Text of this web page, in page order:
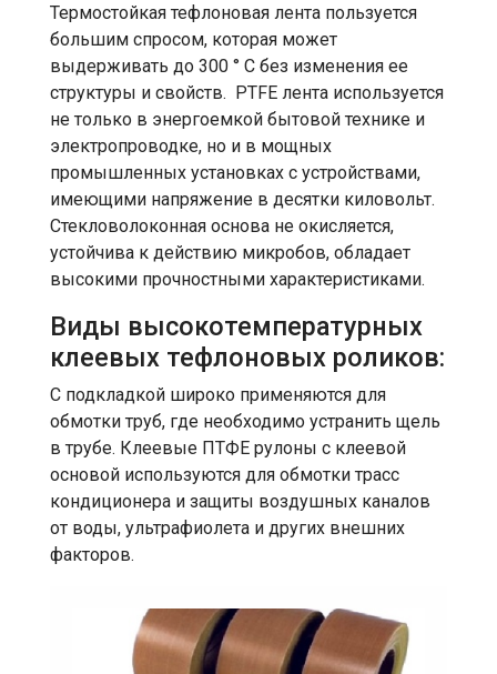
Термостойкая тефлоновая лента пользуется
большим спросом, которая может
выдерживать до 300 ° C без изменения ее
структуры и свойств. PTFE лента используется
не только в энергоемкой бытовой технике и
электропроводке, но и в мощных
промышленных установках с устройствами,
имеющими напряжение в десятки киловольт.
Стекловолоконная основа не окисляется,
устойчива к действию микробов, обладает
высокими прочностными характеристиками.
Виды высокотемпературных
клеевых тефлоновых роликов:
С подкладкой широко применяются для
обмотки труб, где необходимо устранить щель
в трубе. Клеевые ПТФЕ рулоны с клеевой
основой используются для обмотки трасс
кондиционера и защиты воздушных каналов
от воды, ультрафиолета и других внешних
факторов.